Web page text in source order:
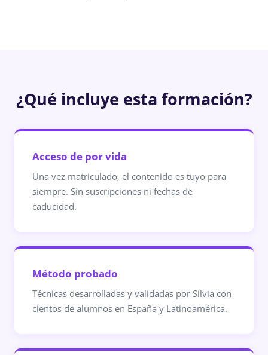
¿Qué incluye esta formación?
Acceso de por vida
Una vez matriculado, el contenido es tuyo para
siempre. Sin suscripciones ni fechas de
caducidad.
Método probado
Técnicas desarrolladas y validadas por Silvia con
cientos de alumnos en España y Latinoamérica.